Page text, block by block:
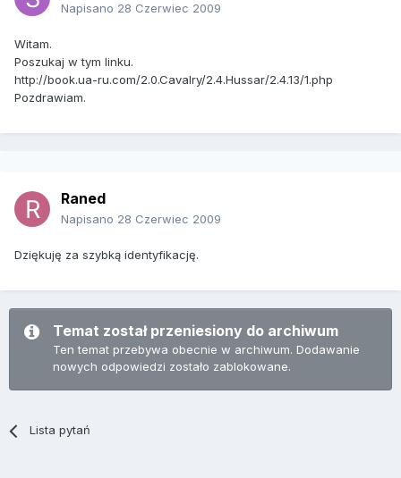
Napisano 28 Czerwiec 2009
Witam.
Poszukaj w tym linku.
http://book.ua-ru.com/2.0.Cavalry/2.4.Hussar/2.4.13/1.php
Pozdrawiam.
Raned
Napisano 28 Czerwiec 2009
Dziękuję za szybką identyfikację.
Temat został przeniesiony do archiwum
Ten temat przebywa obecnie w archiwum. Dodawanie
nowych odpowiedzi zostało zablokowane.
Lista pytań